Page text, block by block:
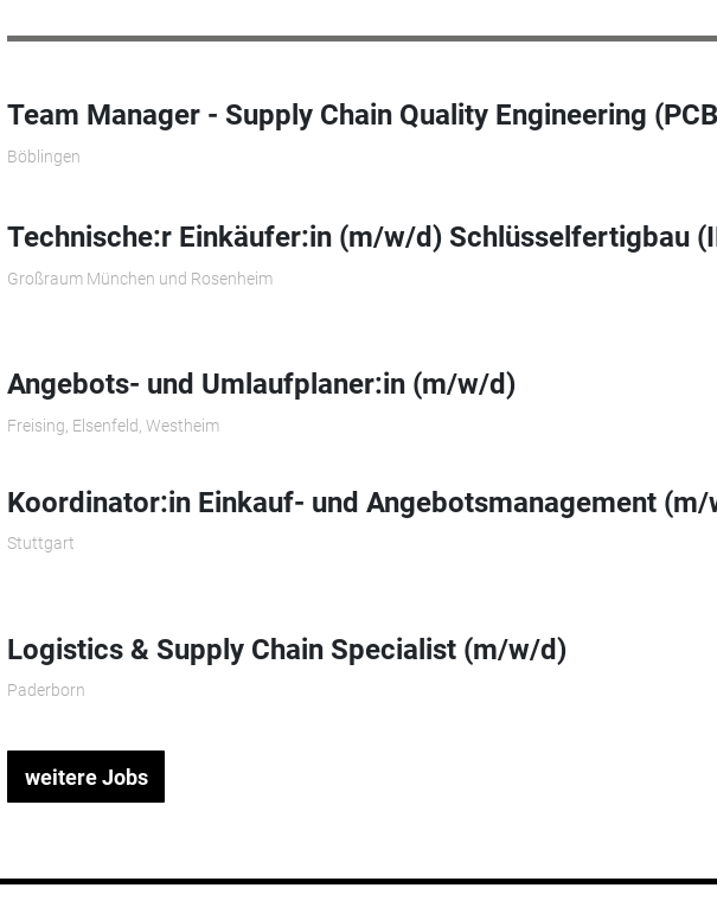
Team Manager - Supply Chain Quality Engineering
Böblingen
Technische:r Einkäufer:in (m/w/d) Schlüsselfertigbau
Großraum München und Rosenheim
Angebots- und Umlaufplaner:in (m/w/d)
Freising, Elsenfeld, Westheim
Koordinator:in Einkauf- und Angebotsmanagement
Stuttgart
Logistics & Supply Chain Specialist (m/w/d)
Paderborn
weitere Jobs